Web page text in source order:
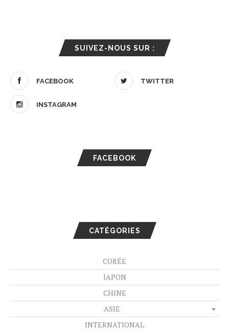
SUIVEZ-NOUS SUR :
FACEBOOK TWITTER
INSTAGRAM
FACEBOOK
CATÉGORIES
CORÉE
JAPON
CHINE
ASIE
INTERNATIONAL